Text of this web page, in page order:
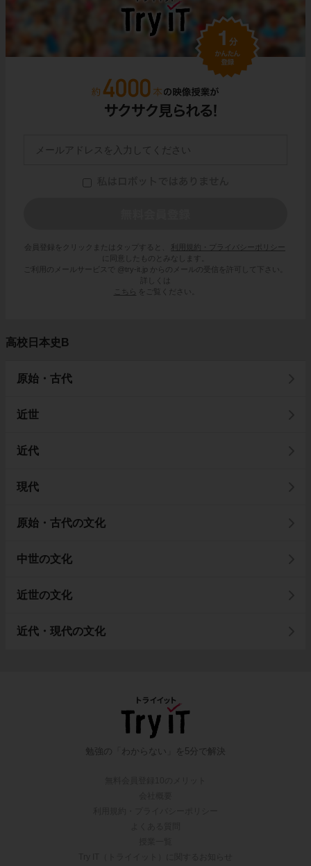
会員登録をクリックまたはタップすると、
利用規約・プライバシーポリシー
に同意したものとみなします。
ご利用のメールサービスで @try-it.jp からのメールの受信を許可して下さい。
詳しくは
こちら
をご覧ください。
高校日本史B
原始・古代
近世
近代
現代
原始・古代の文化
中世の文化
近世の文化
近代・現代の文化
勉強の「わからない」を5分で解決